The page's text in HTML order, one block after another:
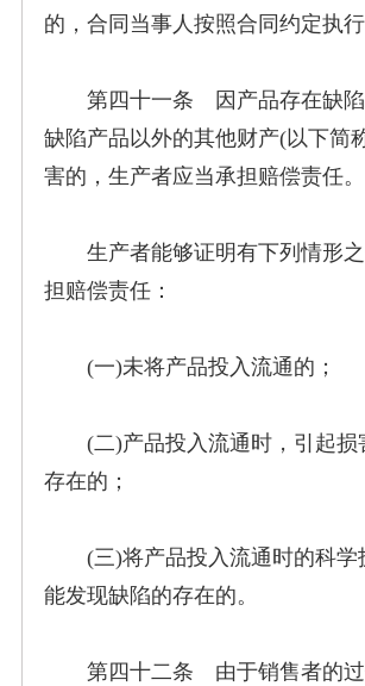
的，合同当事人按照合同约定执行
第四十一条 因产品存在缺陷
缺陷产品以外的其他财产(以下简
害的，生产者应当承担赔偿责任。
生产者能够证明有下列情形之
担赔偿责任：
(一)未将产品投入流通的；
(二)产品投入流通时，引起损
存在的；
(三)将产品投入流通时的科学
能发现缺陷的存在的。
第四十二条 由于销售者的过